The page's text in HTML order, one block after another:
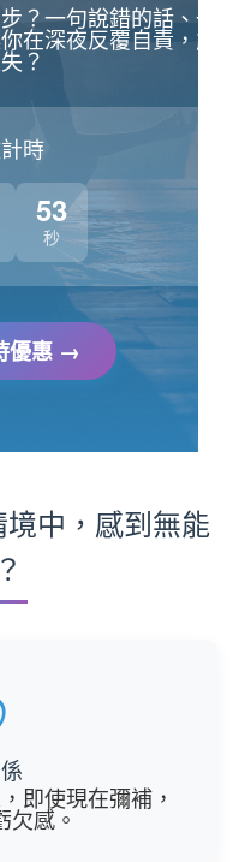
？一句說錯的話、一
在深夜反覆自責，能
？
時
52
秒
優惠 →
中，感到無能
即使現在彌補，
欠感。